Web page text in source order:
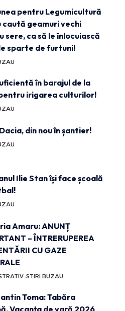
pentru Legumicultură
caută geamuri vechi
sere, ca să le înlocuiască
sparte de furtuni!
în barajul de la
irigarea culturilor!
din nou în șantier!
Ilie Stan își face școală
Amaru: ANUNȚ
– ÎNTRERUPEREA
CU GAZE
STIRI BUZAU
Toma: Tabăra
Vacanța de vară 2026